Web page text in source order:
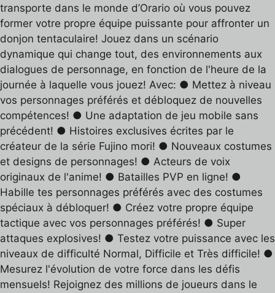
transporte dans le monde d’Orario où vous pouvez
former votre propre équipe puissante pour affronter un
donjon tentaculaire! Jouez dans un scénario
dynamique qui change tout, des environnements aux
dialogues de personnage, en fonction de l'heure de la
journée à laquelle vous jouez! Avec: ● Mettez à niveau
vos personnages préférés et débloquez de nouvelles
compétences! ● Une adaptation de jeu mobile sans
précédent! ● Histoires exclusives écrites par le
créateur de la série Fujino mori! ● Nouveaux costumes
et designs de personnages! ● Acteurs de voix
originaux de l'anime! ● Batailles PVP en ligne! ●
Habille tes personnages préférés avec des costumes
spéciaux à débloquer! ● Créez votre propre équipe
tactique avec vos personnages préférés! ● Super
attaques explosives! ● Testez votre puissance avec les
niveaux de difficulté Normal, Difficile et Très difficile! ●
Mesurez l'évolution de votre force dans les défis
mensuels! Rejoignez des millions de joueurs dans le